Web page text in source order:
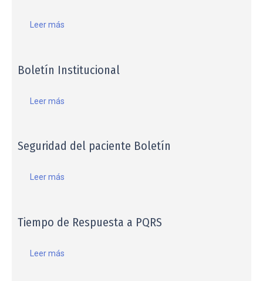
Leer más
Boletín Institucional
Leer más
Seguridad del paciente Boletín
Leer más
Tiempo de Respuesta a PQRS
Leer más